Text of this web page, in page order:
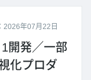
2026年07月22日
開発／一部
化プロダ